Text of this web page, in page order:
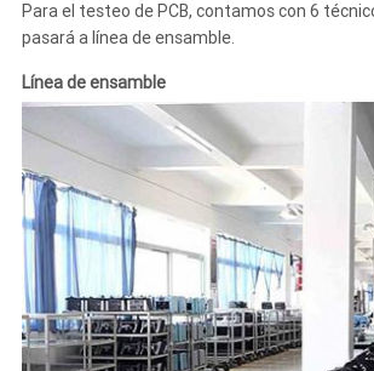
Para el testeo de PCB, contamos con 6
pasará a línea de ensamble.
Línea de ensamble